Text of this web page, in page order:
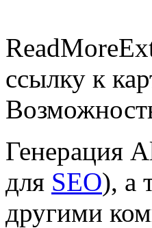
ссылку к
Генерация
для SEO), а
другими